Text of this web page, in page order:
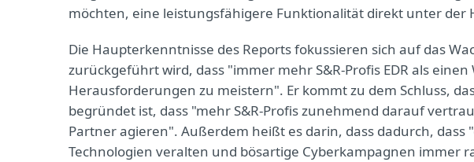
möchten, eine leistungsfähigere Funktionalität direkt unter der
Die Haupterkenntnisse des Reports fokussieren sich auf das
zurückgeführt wird, dass "immer mehr S&R-Profis EDR als
Herausforderungen zu meistern". Er kommt zu dem Schluss,
begründet ist, dass "mehr S&R-Profis zunehmend darauf
Partner agieren". Außerdem heißt es darin, dass dadurch, dass
Technologien veralten und bösartige Cyberkampagnen immer